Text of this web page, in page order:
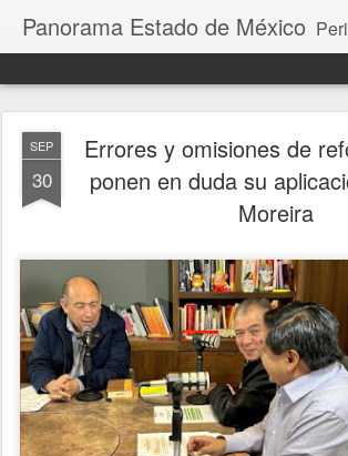
Panorama Estado de México
SEP
30
Errores y omisiones de
ponen en duda su
Moreira